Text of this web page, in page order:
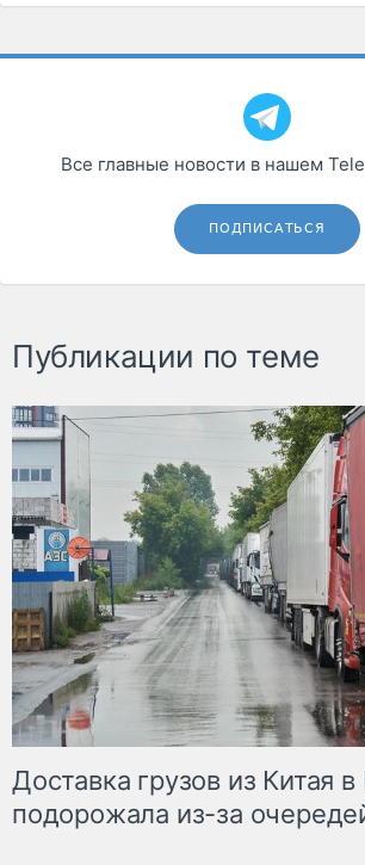
Все главные новости в нашем
ПОДПИСАТЬСЯ
Публикации по теме
Доставка грузов из Китая
подорожала из-за